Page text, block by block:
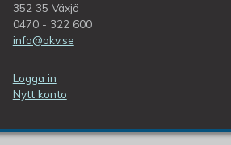
352 35 Växjö
0470 - 322 600
info@okv.se
Logga in
Nytt konto